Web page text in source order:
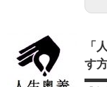
「
す